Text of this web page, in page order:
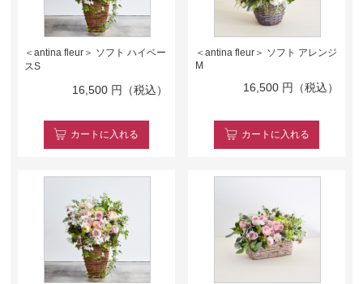
＜antina fleur＞ ソフト ハイベー
スS
16,500 円（税込）
カート に入れる
＜antina fleur＞ ソフト アレンジ
M
16,500 円（税込）
カート に入れる